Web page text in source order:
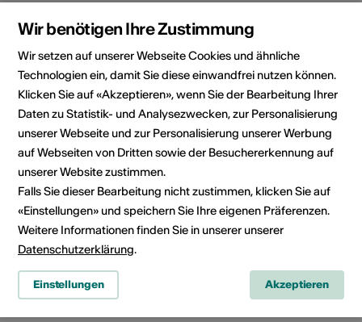
Veranstaltungsort
Furkastrasse 14, 3900 Brig
Route planen
Wir benötigen Ihre Zustimmung
Wir setzen auf unserer Webseite Cookies und ähnliche
Technologien ein, damit Sie diese einwandfrei nutzen können.
Klicken Sie auf «Akzeptieren», wenn Sie der Bearbeitung Ihrer
Daten zu Statistik- und Analysezwecken, zur Personalisierung
unserer Webseite und zur Personalisierung unserer Werbung
auf Webseiten von Dritten sowie der Besuchererkennung auf
unserer Website zustimmen.
Falls Sie dieser Bearbeitung nicht zustimmen, klicken Sie auf
«Einstellungen» und speichern Sie Ihre eigenen Präferenzen.
Weitere Informationen finden Sie in unserer unserer
Datenschutzerklärung.
Einstellungen Akzeptieren